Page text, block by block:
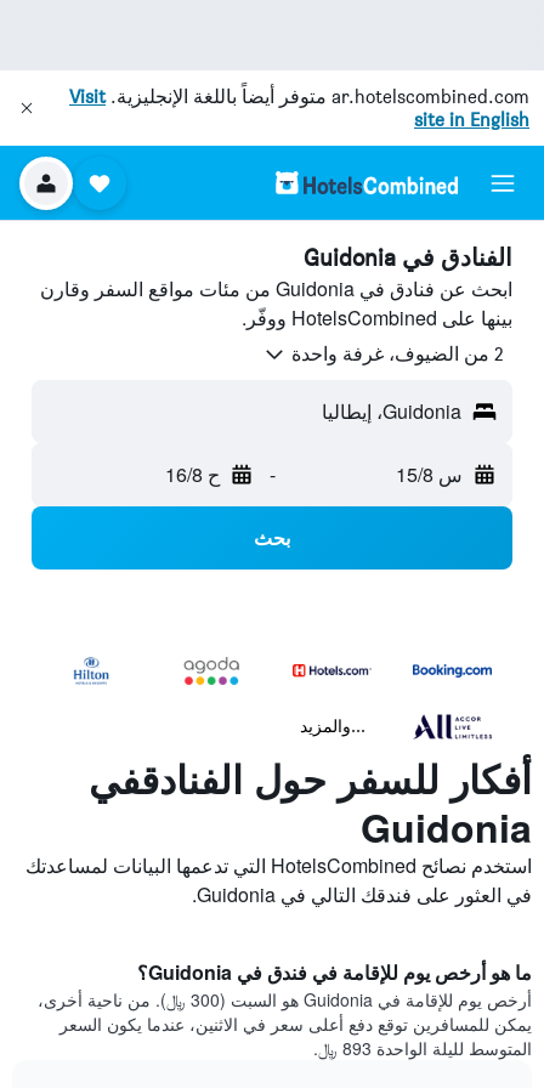
ar.hotelscombined.com متوفر أيضاً باللغة الإنجليزية.Visit
site in English
الفنادق في Guidonia
ابحث عن فنادق في Guidonia من مئات مواقع السفر وقارن
بينها على HotelsCombined ووفّر.
2 من الضيوف، غرفة واحدة
Guidonia، إيطاليا
س 15/8 - ح 16/8
بحث
...والمزيد
أفكار للسفر حول الفنادقفي
Guidonia
استخدم نصائح HotelsCombined التي تدعمها البيانات لمساعدتك
في العثور على فندقك التالي في Guidonia.
ما هو أرخص يوم للإقامة في فندق في Guidonia؟
أرخص يوم للإقامة في Guidonia هو السبت (300 ﷼). من ناحية أخرى،
يمكن للمسافرين توقع دفع أعلى سعر في الاثنين، عندما يكون السعر
المتوسط لليلة الواحدة 893 ﷼.